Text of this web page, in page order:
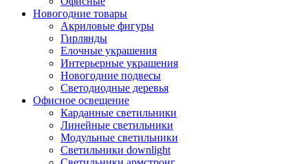
Новогодние товары
Акриловые фигуры
Гирлянды
Елочные украшения
Интерьерные украшения
Новогодние подвесы
Светодиодные деревья
Офисное освещение
Карданные светильники
Линейные светильники
Модульные светильники
Светильники downlight